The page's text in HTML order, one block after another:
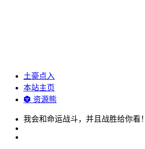
土豪点入
本站主页
资源熊
我会和命运战斗，并且战胜给你看！